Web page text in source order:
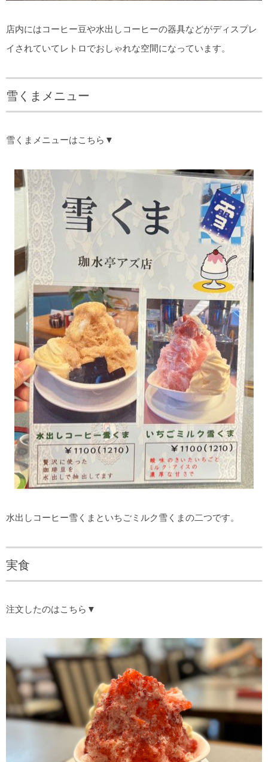
店内にはコーヒー豆や水出しコーヒーの器具などがディスプレ
イされていてレトロでおしゃれな空間になっています。
雪くまメニュー
雪くまメニューはこちら▼
水出しコーヒー雪くまといちごミルク雪くまの二つです。
実食
注文したのはこちら▼